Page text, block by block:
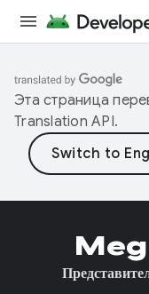
Эта страница
Translation API.